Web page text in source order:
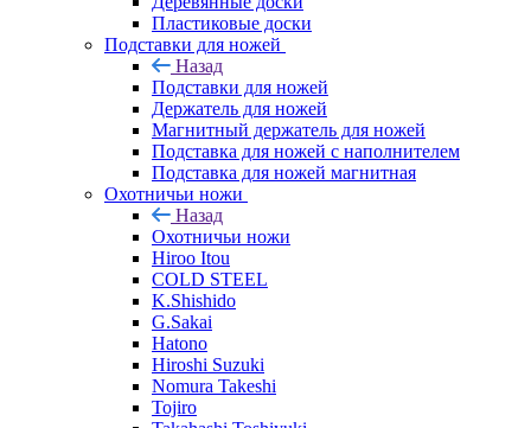
Пластиковые доски
Подставки для ножей
Назад
Подставки для ножей
Держатель для ножей
Магнитный держатель для ножей
Подставка для ножей с наполнителем
Подставка для ножей магнитная
Охотничьи ножи
Назад
Охотничьи ножи
Hiroo Itou
COLD STEEL
K.Shishido
G.Sakai
Hatono
Hiroshi Suzuki
Nomura Takeshi
Tojiro